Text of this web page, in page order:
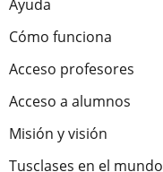
Ayuda
Cómo funciona
Acceso profesores
Acceso a alumnos
Misión y visión
Tusclases en el mundo